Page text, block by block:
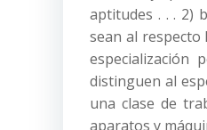
aptitudes . . . 2)
sean al respecto
especialización
distinguen al
una clase de
aparatos y